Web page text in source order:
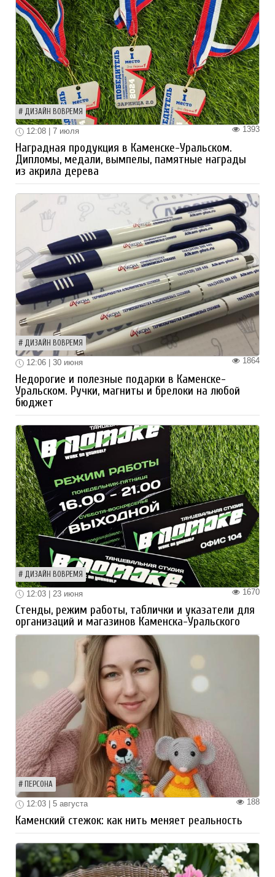
ДИЗАЙН ВОВРЕМЯ
1393
12:08 | 7 июля
Наградная продукция в Каменске-Уральском.
Дипломы, медали, вымпелы, памятные награды
из акрила дерева
ДИЗАЙН ВОВРЕМЯ
1864
12:06 | 30 июня
Недорогие и полезные подарки в Каменске-
Уральском. Ручки, магниты и брелоки на любой
бюджет
ДИЗАЙН ВОВРЕМЯ
1670
12:03 | 23 июня
Стенды, режим работы, таблички и указатели для
организаций и магазинов Каменска-Уральского
ПЕРСОНА
188
12:03 | 5 августа
Каменский стежок: как нить меняет реальность